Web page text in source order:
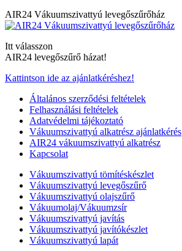
AIR24 Vákuumszivattyú levegőszűrőház
Itt válasszon
AIR24 levegőszűrő házat!
Kattintson ide az ajánlatkéréshez!
Általános szerződési feltételek
Felhasználási feltételek
Adatvédelmi tájékoztató
Vákuumszivattyú alkatrész ajánlatkérés
AIR24 vákuumszivattyú alkatrész
Kapcsolat
Vákuumszivattyú tömítéskészlet
Vákuumszivattyú levegőszűrő
Vákuumszivattyú olajszűrő
Vákuumolaj/Vákuumzsír
Vákuumszivattyú javítás
Vákuumszivattyú javítókészlet
Vákuumszivattyú lapát